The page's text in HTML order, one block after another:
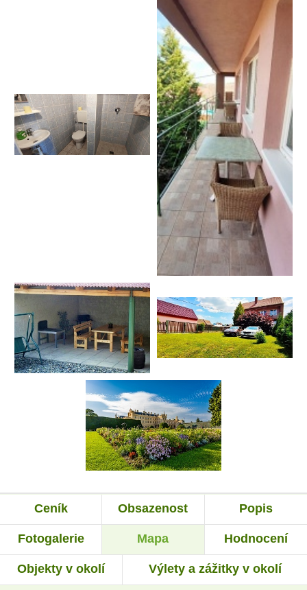
Ceník Obsazenost Popis
Fotogalerie Mapa Hodnocení
Objekty v okolí Výlety a zážitky v okolí